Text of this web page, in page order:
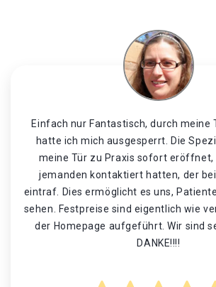
Einfach nur Fantastisch, durch meine
hatte ich mich ausgesperrt. Die
meine Tür zu Praxis sofort eröffnet,
jemanden kontaktiert hatten, der
eintraf. Dies ermöglicht es uns,
sehen. Festpreise sind eigentlich wie
der Homepage aufgeführt. Wir sind
DANKE!!!!